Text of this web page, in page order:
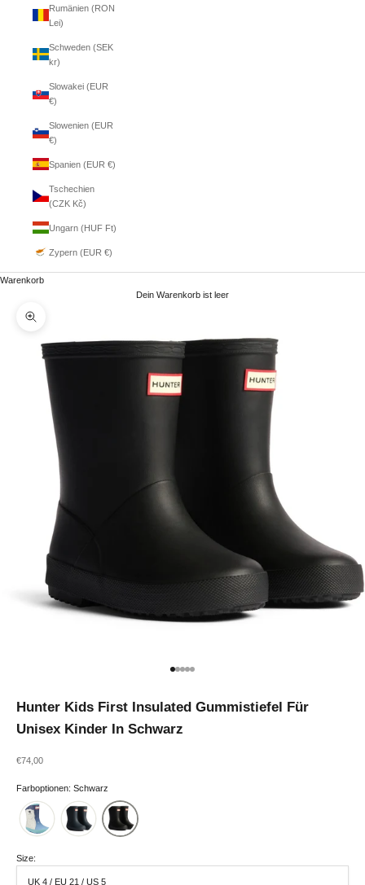
Rumänien (RON
Lei)
Schweden (SEK
kr)
Slowakei (EUR
€)
Slowenien (EUR
€)
Spanien (EUR €)
Tschechien
(CZK Kč)
Ungarn (HUF Ft)
Zypern (EUR €)
Warenkorb
Dein Warenkorb ist leer
Bild vergrößern
Gehe zu Element 1
Gehe zu Element 2
Gehe zu Element 3
Gehe zu Element 4
Gehe zu Element 5
Hunter Kids First Insulated Gummistiefel Für
Unisex Kinder In Schwarz
Angebot
€74,00
Farboptionen: Schwarz
Size:
UK 4 / EU 21 / US 5